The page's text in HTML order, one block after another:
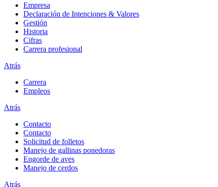
Empresa
Declaración de Intenciones & Valores
Gestión
Historia
Cifras
Carrera profesional
Atrás
Carrera
Empleos
Atrás
Contacto
Contacto
Solicitud de folletos
Manejo de gallinas ponedoras
Engorde de aves
Manejo de cerdos
Atrás